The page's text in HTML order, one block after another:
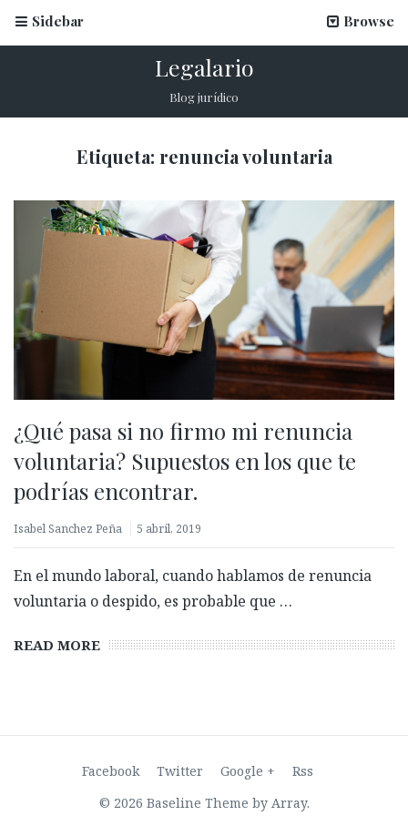
La firma electrónica en inscripciones escolares
12 marzo, 2026
clave para validar identidades?
Sidebar Browse
Legalario
Blog jurídico
Etiqueta: renuncia voluntaria
¿Qué pasa si no firmo mi renuncia
voluntaria? Supuestos en los que te
podrías encontrar.
Isabel Sanchez Peña 5 abril, 2019
En el mundo laboral, cuando hablamos de renuncia
voluntaria o despido, es probable que …
READ MORE
Facebook Twitter Google +
Rss
© 2026 Baseline Theme by Array.